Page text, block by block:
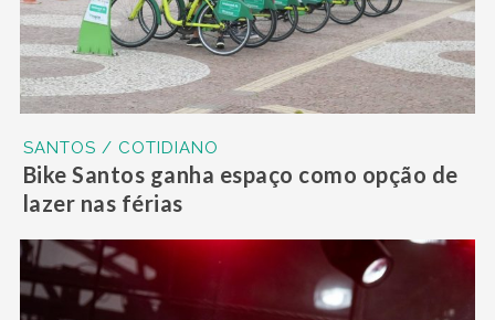
SANTOS / COTIDIANO
Bike Santos ganha espaço como opção de
lazer nas férias